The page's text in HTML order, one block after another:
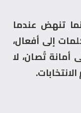
تنهض عندما
إلى أفعال،
تُصان، لا